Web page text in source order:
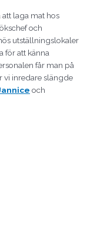
laga mat hos
och
utställningslokaler
för att känna
får man på
vi inredare slängde
och